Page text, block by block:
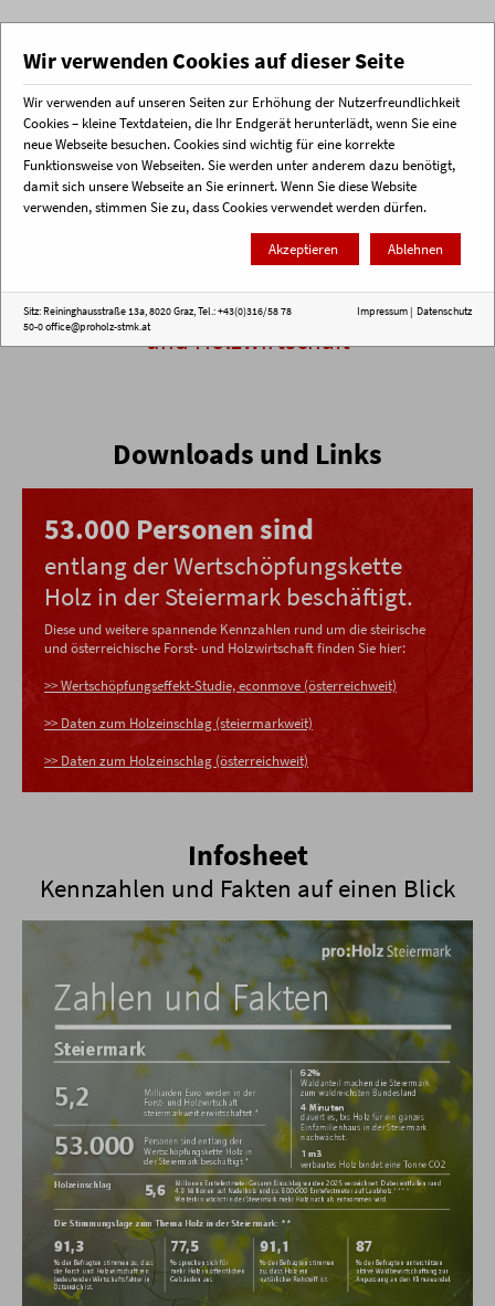
Menü
Startseite proHolz Steiermark Zahlen, Daten, Fakten
Zahlen, Daten, Fakten zum
steirischen Holz.
Wissenswertes aus der steirischen Forst-
und Holzwirtschaft
Downloads und Links
53.000 Personen sind
entlang der Wertschöpfungskette
Holz in der Steiermark beschäftigt.
Diese und weitere spannende Kennzahlen rund um die steirische
und österreichische Forst- und Holzwirtschaft finden Sie hier:
>> Wertschöpfungseffekt-Studie, econmove (österreichweit)
>> Daten zum Holzeinschlag (steiermarkweit)
>> Daten zum Holzeinschlag (österreichweit)
Infosheet
Kennzahlen und Fakten auf einen Blick
Wir verwenden Cookies auf dieser Seite
Wir verwenden auf unseren Seiten zur Erhöhung der Nutzerfreundlichkeit
Cookies – kleine Textdateien, die Ihr Endgerät herunterlädt, wenn Sie eine
neue Webseite besuchen. Cookies sind wichtig für eine korrekte
Funktionsweise von Webseiten. Sie werden unter anderem dazu benötigt,
damit sich unsere Webseite an Sie erinnert. Wenn Sie diese Website
verwenden, stimmen Sie zu, dass Cookies verwendet werden dürfen.
Akzeptieren Ablehnen
Sitz: Reininghausstraße 13a, 8020 Graz, Tel.: +43(0)316/58 78
50-0office@proholz-stmk.at
Impressum | Datenschutz